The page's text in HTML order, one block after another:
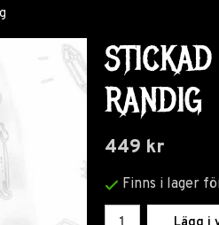
RANDIG
449 kr
Finns i lager